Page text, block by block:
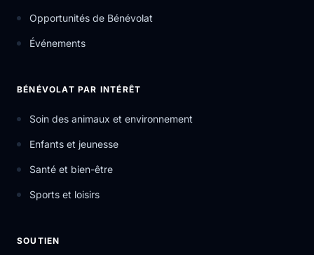
Opportunités de Bénévolat
Événements
BÉNÉVOLAT PAR INTÉRÊT
Soin des animaux et environnement
Enfants et jeunesse
Santé et bien-être
Sports et loisirs
SOUTIEN